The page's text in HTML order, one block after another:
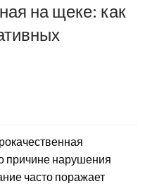
на щеке: как
причине нарушения
часто поражает